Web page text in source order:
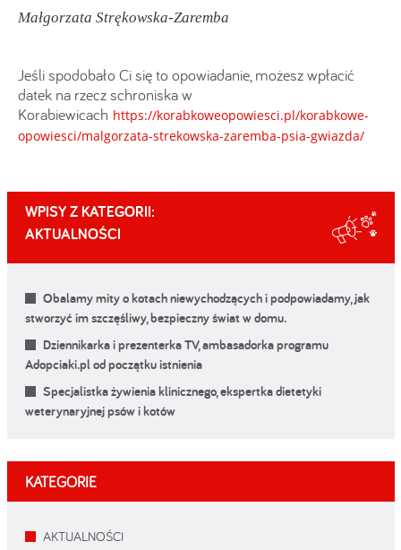
Małgorzata Strękowska-Zaremba
Jeśli spodobało Ci się to opowiadanie, możesz wpłacić
datek na rzecz schroniska w
Korabiewicach https://korabkoweopowiesci.pl/korabkowe-
opowiesci/malgorzata-strekowska-zaremba-psia-gwiazda/
WPISY Z KATEGORII:
AKTUALNOŚCI
Obalamy mity o kotach niewychodzących i podpowiadamy, jak
stworzyć im szczęśliwy, bezpieczny świat w domu.
Dziennikarka i prezenterka TV, ambasadorka programu
Adopciaki.pl od początku istnienia
Specjalistka żywienia klinicznego, ekspertka dietetyki
weterynaryjnej psów i kotów
KATEGORIE
AKTUALNOŚCI